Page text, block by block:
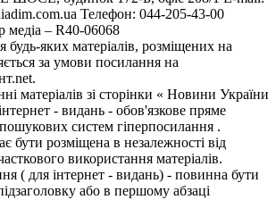
Телефон: 044-205-43-00
медіа – R40-06068
будь-яких матеріалів, розміщених на
за умови посилання на
матеріалів зі сторінки « Новини України
- видань - обов'язкове пряме
систем гіперпосилання .
бути розміщена в незалежності від
використання матеріалів.
( для інтернет - видань) - повинна бути
або в першому абзаці